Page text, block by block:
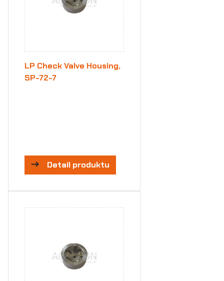
LP Check Valve Housing,
SP-72-7
Detail produktu